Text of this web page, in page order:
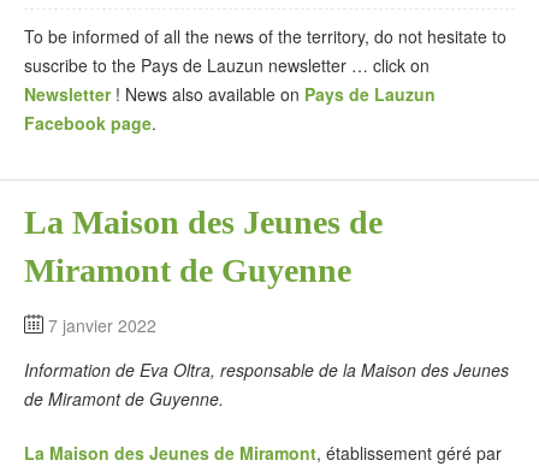
To be informed of all the news of the territory, do not hesitate to
suscribe to the Pays de Lauzun newsletter … click on
Newsletter! News also available on Pays de Lauzun
Facebook page.
La Maison des Jeunes de
Miramont de Guyenne
7 janvier 2022
Information de Eva Oltra, responsable de la Maison des Jeunes
de Miramont de Guyenne.
La Maison des Jeunes de Miramont, établissement géré par